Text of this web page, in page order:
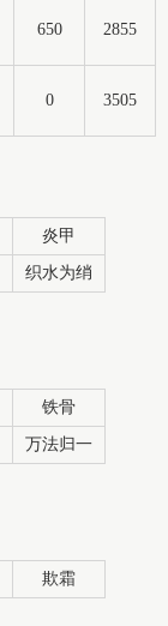
650 2855
0 3505
炎甲
织水为绡
铁骨
万法归一
欺霜